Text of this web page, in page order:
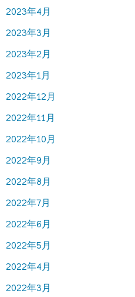
2023年4月
2023年3月
2023年2月
2023年1月
2022年12月
2022年11月
2022年10月
2022年9月
2022年8月
2022年7月
2022年6月
2022年5月
2022年4月
2022年3月